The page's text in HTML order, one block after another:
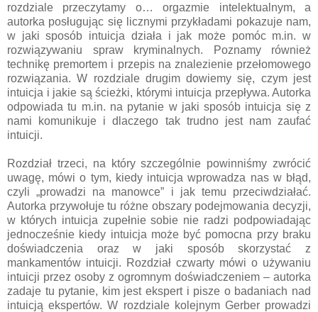
rozdziale przeczytamy o… orgazmie intelektualnym, a
autorka posługując się licznymi przykładami pokazuje nam,
w jaki sposób intuicja działa i jak może pomóc m.in. w
rozwiązywaniu spraw kryminalnych. Poznamy również
technikę premortem i przepis na znalezienie przełomowego
rozwiązania. W rozdziale drugim dowiemy się, czym jest
intuicja i jakie są ścieżki, którymi intuicja przepływa. Autorka
odpowiada tu m.in. na pytanie w jaki sposób intuicja się z
nami komunikuje i dlaczego tak trudno jest nam zaufać
intuicji.
Rozdział trzeci, na który szczególnie powinniśmy zwrócić
uwagę, mówi o tym, kiedy intuicja wprowadza nas w błąd,
czyli „prowadzi na manowce” i jak temu przeciwdziałać.
Autorka przywołuje tu różne obszary podejmowania decyzji,
w których intuicja zupełnie sobie nie radzi podpowiadając
jednocześnie kiedy intuicja może być pomocna przy braku
doświadczenia oraz w jaki sposób skorzystać z
mankamentów intuicji. Rozdział czwarty mówi o używaniu
intuicji przez osoby z ogromnym doświadczeniem – autorka
zadaje tu pytanie, kim jest ekspert i pisze o badaniach nad
intuicją ekspertów. W rozdziale kolejnym Gerber prowadzi